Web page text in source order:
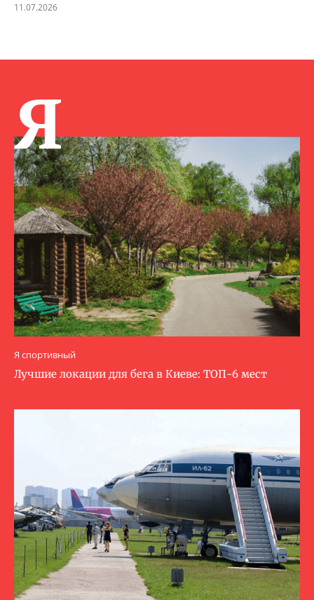
11.07.2026
Я
Я спортивный
Лучшие локации для бега в Киеве: ТОП-6 мест